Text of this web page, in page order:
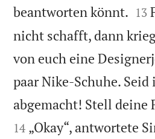
beantworten könnt. 

13
nicht schafft, dann
von euch eine
paar Nike-Schuhe. Seid
abgemacht! Stell deine
14 „Okay“, antwortete